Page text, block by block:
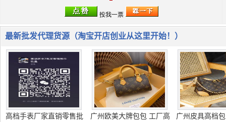
最新批发代理货源（淘宝开店创业从这里开始！）
高档手表厂家直销零售批
广州欧美大牌包包 工厂高
广州皮具高档